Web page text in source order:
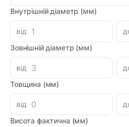
Внутрішній діаметр (мм)
від
Зовнішній діаметр (мм)
від
Товщина (мм)
від
Висота фактична (мм)
258.00 грн
Патрубок демпфер з
Код товара:
Артикул: ПДК-
Виробник: NB